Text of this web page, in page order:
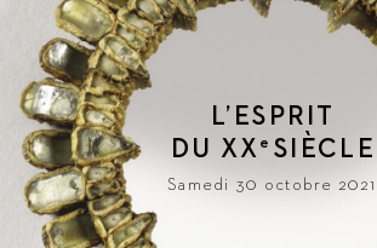
L’ESPRIT
DU XX e SIÈCLE
Samedi 30 octobre 2021